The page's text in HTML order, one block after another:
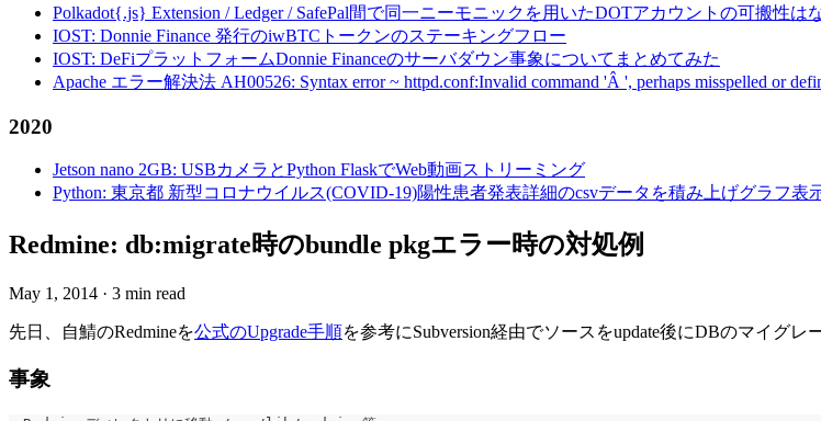
Polkadot{.js} Extension / Ledger / SafePal間で同一ニーモニックを用いたDOTアカウントの可搬性は
IOST: Donnie Finance 発行のiwBTCトークンのステーキングフロー
IOST: DeFiプラットフォームDonnie Financeのサーバダウン事象についてまとめてみた
Apache エラー解決法 AH00526: Syntax error ~ httpd.conf:Invalid command 'Â ', perhaps misspelled or
2020
Jetson nano 2GB: USBカメラとPython FlaskでWeb動画ストリーミング
Python: 東京都 新型コロナウイルス(COVID-19)陽性患者発表詳細のcsvデータを積み上げグラフ表
Redmine: db:migrate時のbundle pkgエラー時の対処例
May 1, 2014 · 3 min read
先日、自鯖のRedmineを公式のUpgrade手順を参考にSubversion経由でソースをupdate後にDBのマイグ
事象